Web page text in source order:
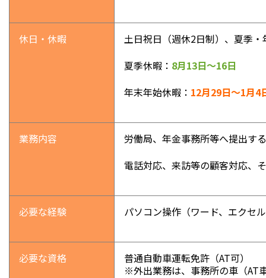
休日・休暇
土日祝日（週休2日制）、夏季
夏季休暇： 8月13日～16日
年末年始休暇： 12月29日～1月4
業務内容
労働局、年金事務所等へ提出す
電話対応、来訪等の顧客対応、
必要な経験 パソコン操作（ワード、エクセ
必要な資格
普通自動車運転免許（AT可）
※外出業務は、事務所の車（AT